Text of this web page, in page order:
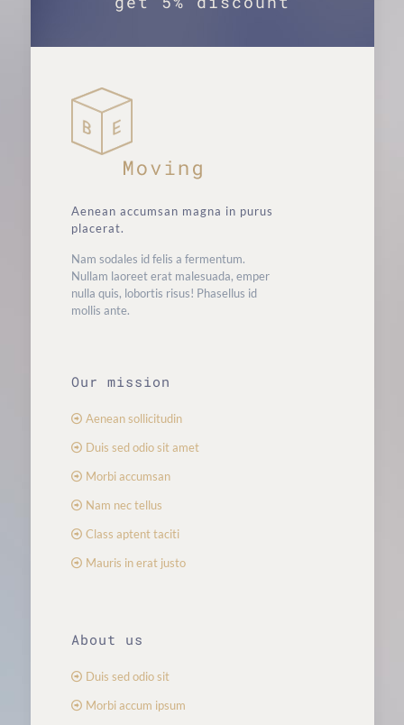
Aenean accumsan magna in purus
placerat.
Nam sodales id felis a fermentum.
Nullam laoreet erat malesuada, emper
nulla quis, lobortis risus! Phasellus id
mollis ante.
Our mission
Aenean sollicitudin
Duis sed odio sit amet
Morbi accumsan
Nam nec tellus
Class aptent taciti
Mauris in erat justo
About us
Duis sed odio sit
Morbi accum ipsum